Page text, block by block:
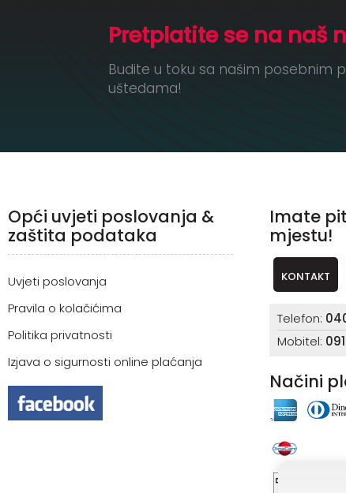
Pretplatite se na naš
Budite u toku sa našim posebnim
uštedama!
Opći uvjeti poslovanja &
zaštita podataka
Uvjeti poslovanja
Pravila o kolačićima
Politika privatnosti
Izjava o sigurnosti online plaćanja
Imate
mjestu!
KONTAKT
Telefon:
Mobitel:
Načini